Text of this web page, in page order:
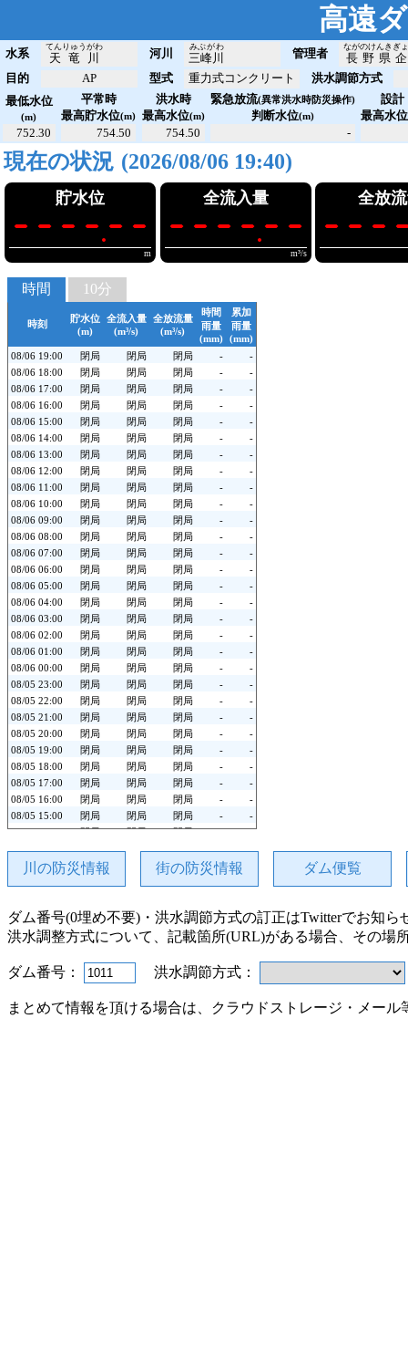
高遠
水系 天竜川
てんりゅうがわ
河川 三峰川
みぶがわ
管理者 長野県
ながのけんきぎ
目的 AP 型式 重力式コンクリート
洪水調節方式
最低水位
(m)
752.30
平常時
最高貯水位(m)
754.50
洪水時
最高水位(m)
754.50
緊急放流(異常洪水時防災操作)
判断水位(m)
-
設計
最高水位
現在の状況 (2026/08/06 19:40)
貯水位
----.--
m
全流入量
----.--
m³/s
全放
時間
時刻
貯水位
(m)
全流入量
(m³/s)
全放流量
(m³/s)
時間
雨量
(mm)
累加
雨量
(mm)
08/06 19:00
閉局 閉局 閉局 -
-
08/06 18:00
閉局 閉局 閉局 -
-
08/06 17:00
閉局 閉局 閉局 -
-
08/06 16:00
閉局 閉局 閉局 -
-
08/06 15:00
閉局 閉局 閉局 -
-
08/06 14:00
閉局 閉局 閉局 -
-
08/06 13:00
閉局 閉局 閉局 -
-
08/06 12:00
閉局 閉局 閉局 -
-
08/06 11:00
閉局 閉局 閉局 -
-
08/06 10:00
閉局 閉局 閉局 -
-
08/06 09:00
閉局 閉局 閉局 -
-
08/06 08:00
閉局 閉局 閉局 -
-
08/06 07:00
閉局 閉局 閉局 -
-
08/06 06:00
閉局 閉局 閉局 -
-
08/06 05:00
閉局 閉局 閉局 -
-
08/06 04:00
閉局 閉局 閉局 -
-
08/06 03:00
閉局 閉局 閉局 -
-
08/06 02:00
閉局 閉局 閉局 -
-
08/06 01:00
閉局 閉局 閉局 -
-
08/06 00:00
閉局 閉局 閉局 -
-
08/05 23:00
閉局 閉局 閉局 -
-
08/05 22:00
閉局 閉局 閉局 -
-
08/05 21:00
閉局 閉局 閉局 -
-
08/05 20:00
閉局 閉局 閉局 -
-
08/05 19:00
閉局 閉局 閉局 -
-
08/05 18:00
閉局 閉局 閉局 -
-
08/05 17:00
閉局 閉局 閉局 -
-
08/05 16:00
閉局 閉局 閉局 -
-
08/05 15:00
閉局 閉局 閉局 -
-
08/05 14:00
閉局 閉局 閉局 -
-
08/05 12:00
閉局 閉局 -
08/05 09:00
閉局 閉局 閉局 -
-
08/05 08:00
閉局 閉局 閉局 -
-
08/05 07:00
閉局 閉局 -
08/05 06:00
閉局 閉局 閉局 -
08/05 05:00
閉局 閉局 -
-
08/05 03:00
閉局 閉局 閉局 -
-
10分
川の防災情報 街の防災情報 ダム便覧
ダム番号(0埋め不要)・洪水調節方式の訂正はTwitterでお知ら
洪水調整方式について、記載箇所(URL)がある場合、その場
ダム番号： 洪水調節方式：
まとめて情報を頂ける場合は、クラウドストレージ・メー